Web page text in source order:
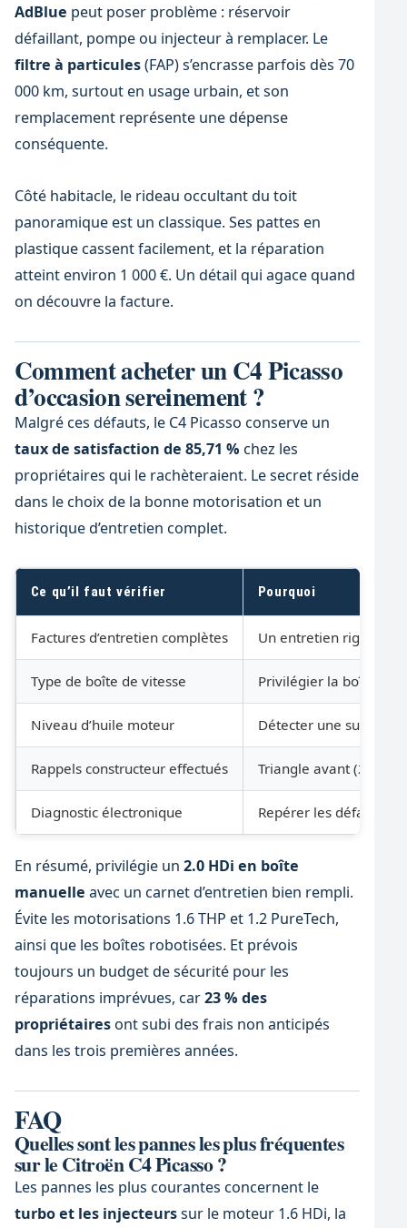
AdBlue peut poser problème : réservoir
défaillant, pompe ou injecteur à remplacer. Le
filtre à particules(FAP) s’encrasse parfois dès 70
000 km, surtout en usage urbain, et son
remplacement représente une dépense
conséquente.
Côté habitacle, le rideau occultant du toit
panoramique est un classique. Ses pattes en
plastique cassent facilement, et la réparation
atteint environ 1 000 €. Un détail qui agace quand
on découvre la facture.
Comment acheter un C4 Picasso
d’occasion sereinement ?
Malgré ces défauts, le C4 Picasso conserve un
taux de satisfaction de 85,71 % chez les
propriétaires qui le rachèteraient. Le secret réside
dans le choix de la bonne motorisation et un
historique d’entretien complet.
Ce qu’il faut vérifier Pourquoi
Factures d’entretien complètes Un entretien
Type de boîte de vitesse Privilégier la boîte
Niveau d’huile moteur Détecter une
Rappels constructeur effectués Triangle avant (2015),
Diagnostic électronique Repérer les défauts
En résumé, privilégie un 2.0 HDi en boîte
manuelle avec un carnet d’entretien bien rempli.
Évite les motorisations 1.6 THP et 1.2 PureTech,
ainsi que les boîtes robotisées. Et prévois
toujours un budget de sécurité pour les
réparations imprévues, car23 % des
propriétairesont subi des frais non anticipés
dans les trois premières années.
FAQ
Quelles sont les pannes les plus fréquentes
sur le Citroën C4 Picasso ?
Les pannes les plus courantes concernent le
turbo et les injecteurssur le moteur 1.6 HDi, la